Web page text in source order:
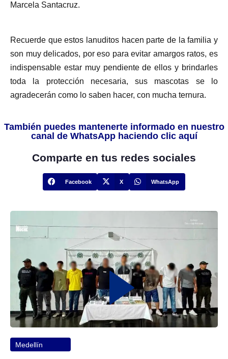
Marcela Santacruz.
Recuerde que estos lanuditos hacen parte de la familia y
son muy delicados, por eso para evitar amargos ratos, es
indispensable estar muy pendiente de ellos y brindarles
toda la protección necesaria, sus mascotas se lo
agradecerán como lo saben hacer, con mucha ternura.
También puedes mantenerte informado en nuestro
canal de WhatsApp haciendo clic aquí
Comparte en tus redes sociales
Facebook X WhatsApp
Medellín